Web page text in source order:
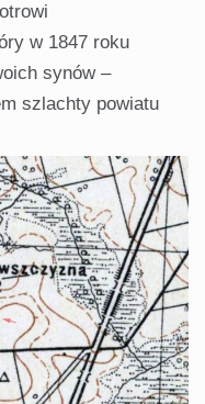
w 1847 roku
synów –
szlachty powiatu